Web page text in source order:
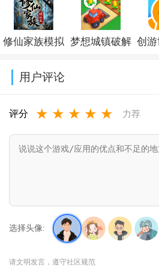
v1.40.2
修仙家族模拟
v10.1.6
梦想城镇破解
(Township)v37.0.2
创游
用户评论
评分 ★ ★ ★ ★ ★ 力荐
选择头像:
请文明发言，遵守社区规范